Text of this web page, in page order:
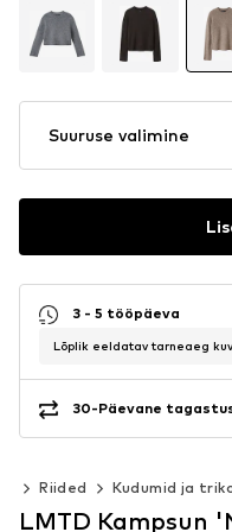
Suuruse valimine
3 - 5 tööpäeva
Lõplik eeldatav tarneaeg
30-Päevane
Riided Kudumid ja
LMTD Kampsun